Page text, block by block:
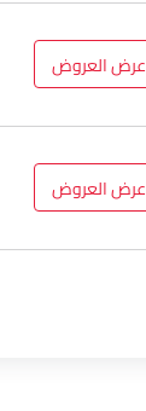
عرض العروض
عرض العروض